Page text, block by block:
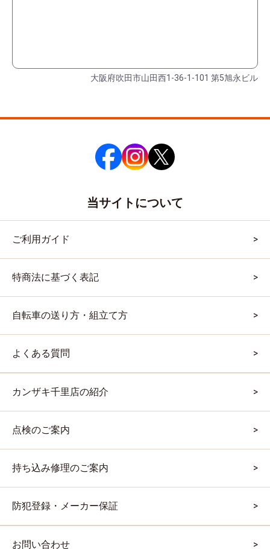
大阪府吹田市山田西1-36-1-101 第5旭永ビル
当サイトについて
ご利用ガイド
特商法に基づく表記
自転車の送り方・組立て方
よくある質問
カンザキ千里店の紹介
点検のご案内
持ち込み修理のご案内
防犯登録・メーカー保証
お問い合わせ